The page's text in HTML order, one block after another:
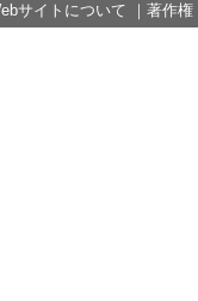
サイトについて ｜ 著作権